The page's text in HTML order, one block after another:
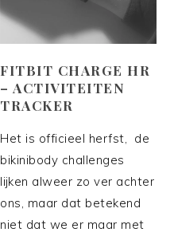
FITBIT CHARGE HR
– ACTIVITEITEN
TRACKER
Het is officieel herfst, de
bikinibody challenges
lijken alweer zo ver achter
ons, maar dat betekend
niet dat we er maar met